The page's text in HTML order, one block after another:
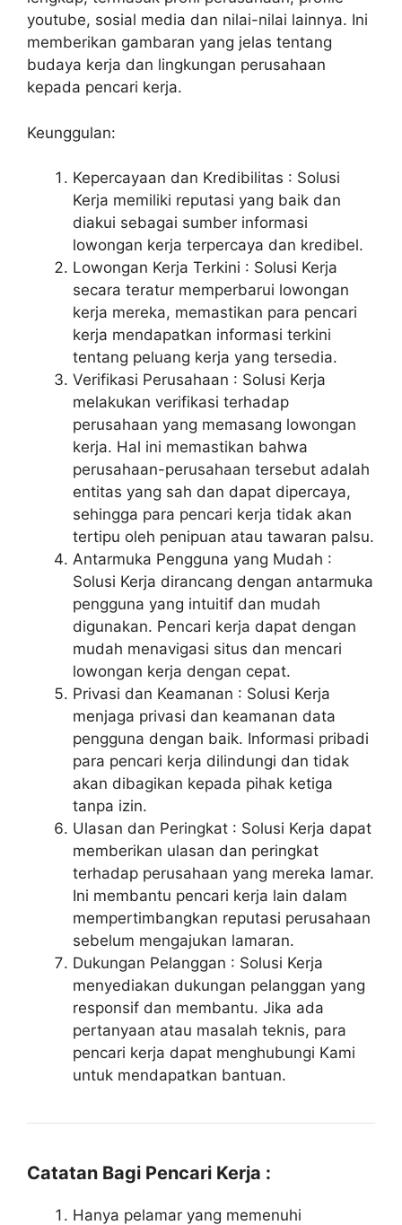
youtube, sosial media dan nilai-nilai lainnya. Ini
memberikan gambaran yang jelas tentang
budaya kerja dan lingkungan perusahaan
kepada pencari kerja.
Keunggulan:
Kepercayaan dan Kredibilitas : Solusi
Kerja memiliki reputasi yang baik dan
diakui sebagai sumber informasi
lowongan kerja terpercaya dan kredibel.
Lowongan Kerja Terkini : Solusi Kerja
secara teratur memperbarui lowongan
kerja mereka, memastikan para pencari
kerja mendapatkan informasi terkini
tentang peluang kerja yang tersedia.
Verifikasi Perusahaan : Solusi Kerja
melakukan verifikasi terhadap
perusahaan yang memasang lowongan
kerja. Hal ini memastikan bahwa
perusahaan-perusahaan tersebut adalah
entitas yang sah dan dapat dipercaya,
sehingga para pencari kerja tidak akan
tertipu oleh penipuan atau tawaran palsu.
Antarmuka Pengguna yang Mudah :
Solusi Kerja dirancang dengan antarmuka
pengguna yang intuitif dan mudah
digunakan. Pencari kerja dapat dengan
mudah menavigasi situs dan mencari
lowongan kerja dengan cepat.
Privasi dan Keamanan : Solusi Kerja
menjaga privasi dan keamanan data
pengguna dengan baik. Informasi pribadi
para pencari kerja dilindungi dan tidak
akan dibagikan kepada pihak ketiga
tanpa izin.
Ulasan dan Peringkat : Solusi Kerja dapat
memberikan ulasan dan peringkat
terhadap perusahaan yang mereka lamar.
Ini membantu pencari kerja lain dalam
mempertimbangkan reputasi perusahaan
sebelum mengajukan lamaran.
Dukungan Pelanggan : Solusi Kerja
menyediakan dukungan pelanggan yang
responsif dan membantu. Jika ada
pertanyaan atau masalah teknis, para
pencari kerja dapat menghubungi Kami
untuk mendapatkan bantuan.
Catatan Bagi Pencari Kerja :
Hanya pelamar yang memenuhi